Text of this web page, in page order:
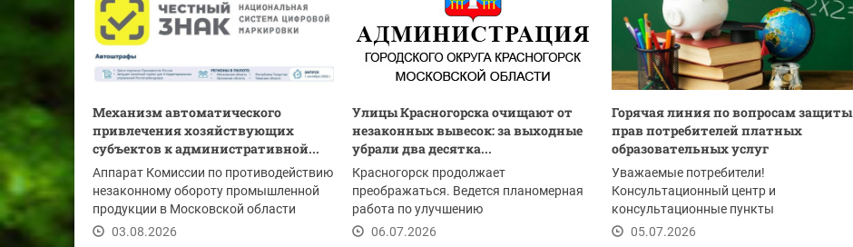
Механизм автоматического
привлечения хозяйствующих
субъектов к административной...
Аппарат Комиссии по противодействию
незаконному обороту промышленной
продукции в Московской области
информирует о...
03.08.2026
Улицы Красногорска очищают от
незаконных вывесок: за выходные
убрали два десятка...
Красногорск продолжает
преображаться. Ведется планомерная
работа по улучшению
архитектурно‑художественного
06.07.2026
Горячая линия по вопросам защиты
прав потребителей платных
образовательных услуг
Уважаемые потребители!
Консультационный центр и
консультационные пункты
Федерального бюджетного
05.07.2026